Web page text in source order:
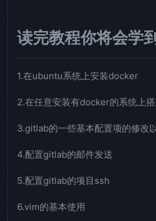
读完教程你将会学
1.在ubuntu系统上安装docker
2.在任意安装有docker的系统上
3.gitlab的一些基本配置项的修改
4.配置gitlab的邮件发送
5.配置gitlab的项目ssh
6.vim的基本使用